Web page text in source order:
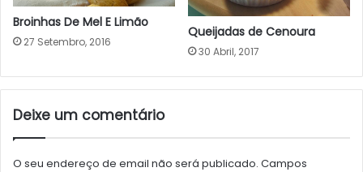
Broinhas De Mel E Limão
27 Setembro, 2016
Queijadas de Cenoura
30 Abril, 2017
Deixe um comentário
O seu endereço de email não será publicado. Campos